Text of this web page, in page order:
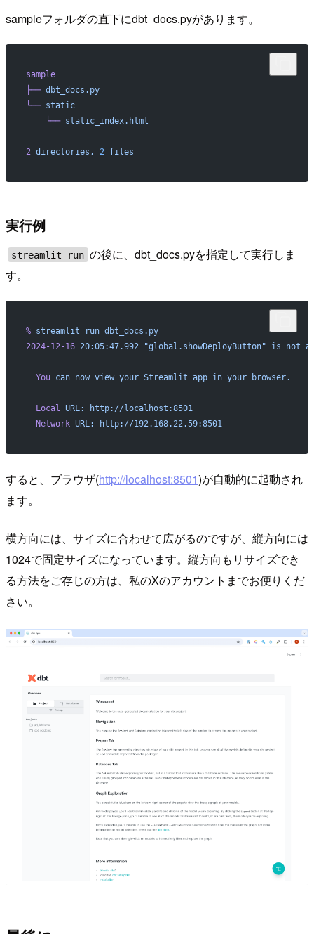
sampleフォルダの直下にdbt_docs.pyがあります。
sample
├── dbt_docs.py
└── static
    └──
static_index.html
2 directories, 2 files
実行例
streamlit run の後に、dbt_docs.pyを指定して実行しま
す。
% streamlit run dbt_docs.py
2024-12-16 20:05:47.992 "global.showDeployButton" is not a
  You
can now view your Streamlit app in your browser.
  Local
URL:
http://localhost:8501
  Network
URL: http://192.168.22.59:8501
すると、ブラウザ(http://localhost:8501)が自動的に起動され
ます。
横方向には、サイズに合わせて広がるのですが、縦方向には
1024で固定サイズになっています。縦方向もリサイズでき
る方法をご存じの方は、私のXのアカウントまでお便りくだ
さい。